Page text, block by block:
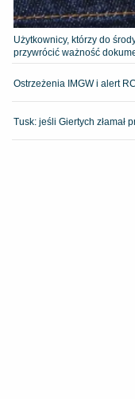
Użytkownicy, którzy do
przywrócić ważność
Ostrzeżenia IMGW i alert
Tusk: jeśli Giertych złamał